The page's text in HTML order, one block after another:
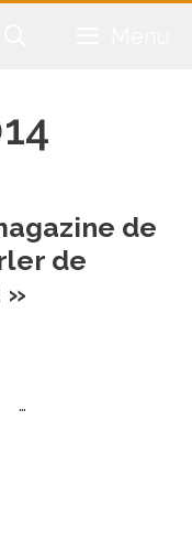
de
de
»
…